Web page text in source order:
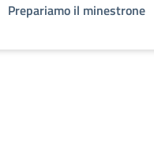
Prepariamo il minestrone